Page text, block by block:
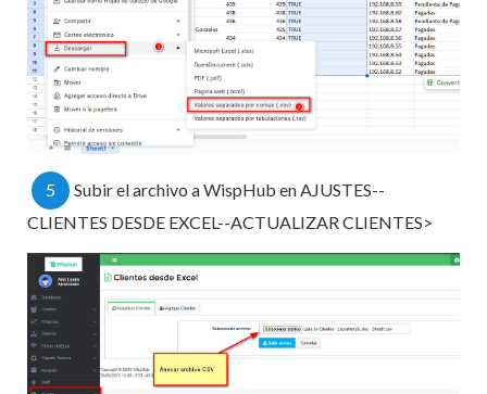
5
Subir el archivo a WispHub en AJUSTES--
CLIENTES DESDE EXCEL--ACTUALIZAR CLIENTES>